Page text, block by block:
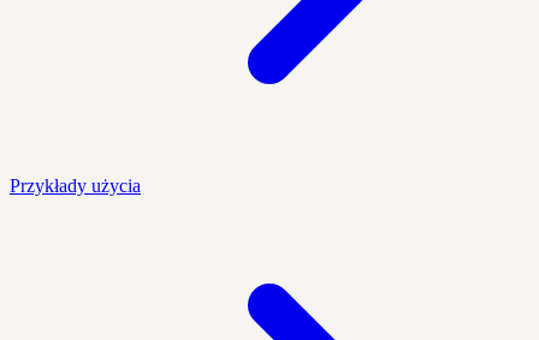
Przykłady użycia